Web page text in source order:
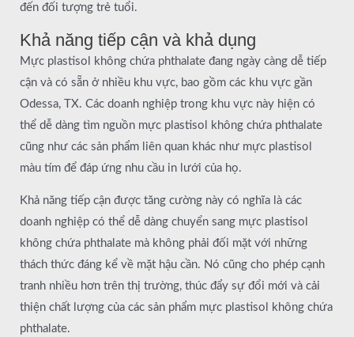
đến đối tượng trẻ tuổi.
Khả năng tiếp cận và khả dụng
Mực plastisol không chứa phthalate đang ngày càng dễ tiếp
cận và có sẵn ở nhiều khu vực, bao gồm các khu vực gần
Odessa, TX. Các doanh nghiệp trong khu vực này hiện có
thể dễ dàng tìm nguồn mực plastisol không chứa phthalate
cũng như các sản phẩm liên quan khác như mực plastisol
màu tím để đáp ứng nhu cầu in lưới của họ.
Khả năng tiếp cận được tăng cường này có nghĩa là các
doanh nghiệp có thể dễ dàng chuyển sang mực plastisol
không chứa phthalate mà không phải đối mặt với những
thách thức đáng kể về mặt hậu cần. Nó cũng cho phép cạnh
tranh nhiều hơn trên thị trường, thúc đẩy sự đổi mới và cải
thiện chất lượng của các sản phẩm mực plastisol không chứa
phthalate.